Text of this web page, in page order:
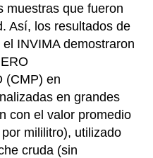
muestras que fueron
Así, los resultados de
INVIMA demostraron
(CMP) en
en grandes
con el valor promedio
mililitro), utilizado
cruda (sin